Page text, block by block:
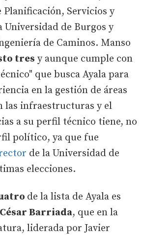
Servicios y
Universidad de Burgos y
de Caminos. Manso
tres y aunque cumple con
que busca Ayala para
en la gestión de áreas
las infraestructuras y el
a su perfil técnico tiene, no
político, ya que fue
de la Universidad de
elecciones.
de la lista de Ayala es
César Barriada, que en la
liderada por Javier